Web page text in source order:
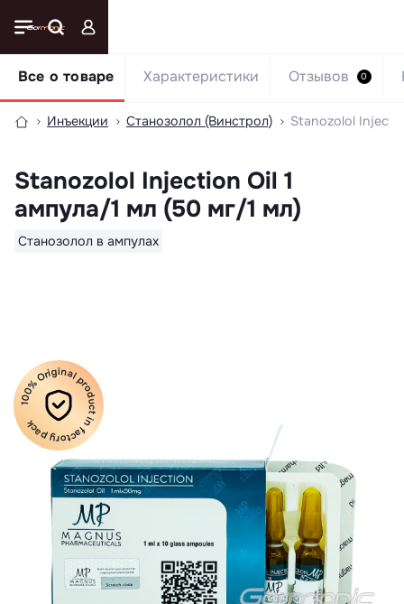
Инъекции Станозолол (Винстрол) Stanozolol
Stanozolol Injection Oil 1
ампула/1 мл (50 мг/1 мл)
Станозолол в ампулах
Все о товаре Характеристики Отзывов 0
100% Original product in factory pack